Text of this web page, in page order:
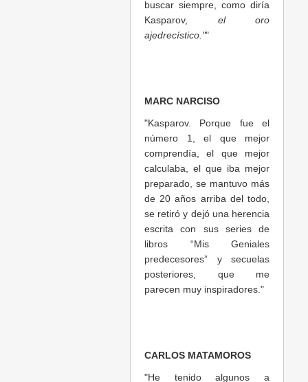
buscar siempre, como diría
Kasparov, el oro
ajedrecístico.""
MARC NARCISO
"Kasparov. Porque fue el
número 1, el que mejor
comprendía, el que mejor
calculaba, el que iba mejor
preparado, se mantuvo más
de 20 años arriba del todo,
se retiró y dejó una herencia
escrita con sus series de
libros “Mis Geniales
predecesores” y secuelas
posteriores, que me
parecen muy inspiradores."
CARLOS MATAMOROS
"He tenido algunos a